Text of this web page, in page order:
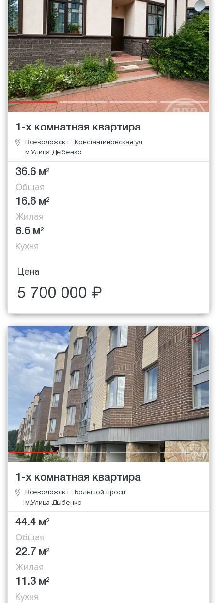
1-х комнатная квартира
Всеволожск г., Константиновская ул.
м.Улица Дыбенко
36.6 м2
Общая
16.6 м2
Жилая
8.6 м2
Кухня
Цена
5 700 000 ₽
1-х комнатная квартира
Всеволожск г., Большой просп.
м.Улица Дыбенко
44.4 м2
Общая
22.7 м2
Жилая
11.3 м2
Кухня